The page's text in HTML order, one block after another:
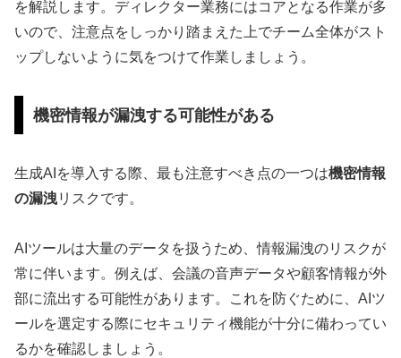
を解説します。ディレクター業務にはコアとなる作業が多
いので、注意点をしっかり踏まえた上でチーム全体がスト
ップしないように気をつけて作業しましょう。
機密情報が漏洩する可能性がある
生成AIを導入する際、最も注意すべき点の一つは機密情報
の漏洩リスクです。
AIツールは大量のデータを扱うため、情報漏洩のリスクが
常に伴います。例えば、会議の音声データや顧客情報が外
部に流出する可能性があります。これを防ぐために、AIツ
ールを選定する際にセキュリティ機能が十分に備わってい
るかを確認しましょう。